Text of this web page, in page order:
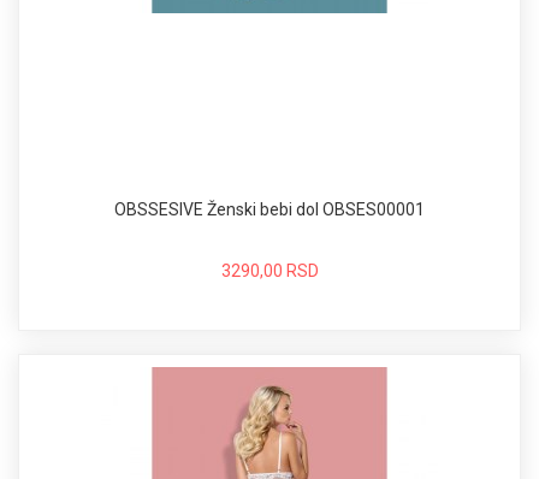
OBSSESIVE Ženski bebi dol OBSES00001
3290,00 RSD